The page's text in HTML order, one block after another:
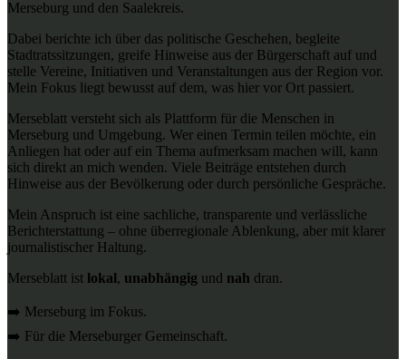
Merseburg und den Saalekreis.
Dabei berichte ich über das politische Geschehen, begleite
Stadtratssitzungen, greife Hinweise aus der Bürgerschaft auf und
stelle Vereine, Initiativen und Veranstaltungen aus der Region vor.
Mein Fokus liegt bewusst auf dem, was hier vor Ort passiert.
Merseblatt versteht sich als Plattform für die Menschen in
Merseburg und Umgebung. Wer einen Termin teilen möchte, ein
Anliegen hat oder auf ein Thema aufmerksam machen will, kann
sich direkt an mich wenden. Viele Beiträge entstehen durch
Hinweise aus der Bevölkerung oder durch persönliche Gespräche.
Mein Anspruch ist eine sachliche, transparente und verlässliche
Berichterstattung – ohne überregionale Ablenkung, aber mit klarer
journalistischer Haltung.
Merseblatt ist lokal, unabhängig und nah dran.
➡️ Merseburg im Fokus.
➡️ Für die Merseburger Gemeinschaft.